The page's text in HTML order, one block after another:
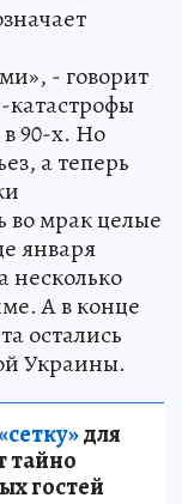
- говорит
90-х. Но
а теперь
во мрак целые
января
несколько
А в конце
остались
Украины.
для
тайно
гостей